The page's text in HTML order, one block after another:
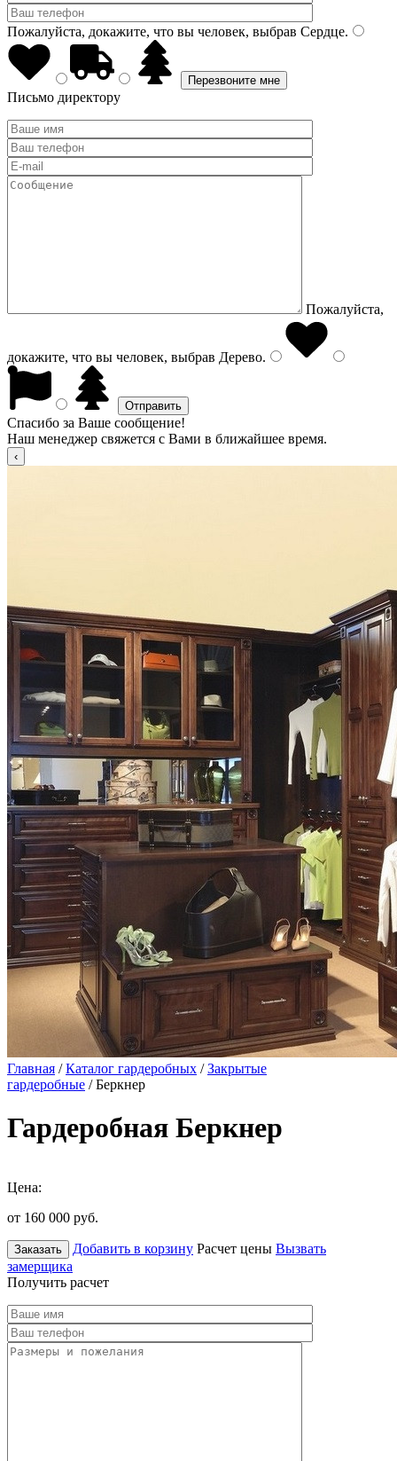
Пожалуйста, докажите, что вы человек, выбрав Сердце.
Письмо директору
Пожалуйста,
докажите, что вы человек, выбрав Дерево.
Спасибо за Ваше сообщение!
Наш менеджер свяжется с Вами в ближайшее время.
Главная /Каталог гардеробных /Закрытые
гардеробные / Беркнер
Гардеробная Беркнер
Цена:
от 160 000 руб.
Заказать Добавить в корзину Расчет цены Вызвать
замерщика
Получить расчет